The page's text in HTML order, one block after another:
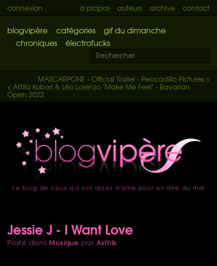
connexion à propos auteurs archive contact
blogvipère catégories
gif du dimanche
chroniques
électrofucks
MASCARPONE - Official Trailer - Peccadillo Pictures >
< Attila Kobori & Léo Lorenzo "Make Me Feel" - Bavarian
Open 2022
accueil
Le blog de ceux qui ont assez d'amis pour en dire du mal
Jessie J - I Want Love
Posté dans Musique par Asthik